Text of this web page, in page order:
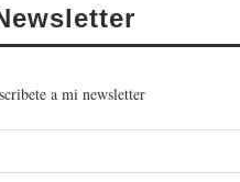
a mi newsletter